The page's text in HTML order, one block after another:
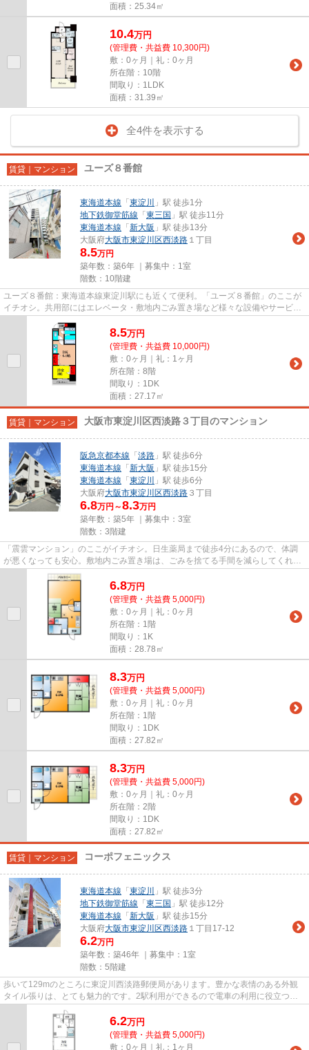
面積：25.34㎡
10.4万円
(管理費・共益費 10,300円)
敷：0ヶ月｜礼：0ヶ月
所在階：10階
間取り：1LDK
面積：31.39㎡
全4件を表示する
賃貸｜マンション ユーズ８番館
東海道本線 「 東淀川
」駅 徒歩1分
地下鉄御堂筋線 「 東三国 」駅 徒歩11分
東海道本線 「 新大阪 」駅 徒歩13分
大阪府大阪市東淀川区西淡路 １丁目
8.5万円
築年数：築6年 ｜募集中： 1室
階数：10階建
ユーズ８番館：東海道本線東淀川駅にも近くて便利。「ユーズ８番館」のここが
イチオシ。共用部にはエレベータ・敷地内ごみ置き場など様々な設備やサービス
8.5万円
(管理費・共益費 10,000円)
敷：0ヶ月｜礼：1ヶ月
所在階：8階
間取り：1DK
面積：27.17㎡
賃貸｜マンション 大阪市東淀川区西淡路３丁目のマンション
阪急京都本線 「 淡路 」駅 徒歩6分
東海道本線 「 新大阪 」駅 徒歩15分
東海道本線 「 東淀川
」駅 徒歩6分
大阪府大阪市東淀川区西淡路 ３丁目
6.8万円～8.3万円
築年数：築5年 ｜募集中： 3室
階数：3階建
「震雲マンション」のここがイチオシ。日生薬局まで徒歩4分にあるので、体調
が悪くなっても安心。敷地内ごみ置き場は、ごみを捨てる手間を減らしてくれま
す。こちらは初期費用をカード...
6.8万円
(管理費・共益費 5,000円)
敷：0ヶ月｜礼：0ヶ月
所在階：1階
間取り：1K
面積：28.78㎡
8.3万円
(管理費・共益費 5,000円)
敷：0ヶ月｜礼：0ヶ月
所在階：1階
間取り：1DK
面積：27.82㎡
8.3万円
(管理費・共益費 5,000円)
敷：0ヶ月｜礼：0ヶ月
所在階：2階
間取り：1DK
面積：27.82㎡
賃貸｜マンション コーポフェニックス
東海道本線 「 東淀川
」駅 徒歩3分
地下鉄御堂筋線 「 東三国 」駅 徒歩12分
東海道本線 「 新大阪 」駅 徒歩15分
大阪府大阪市東淀川区西淡路 １丁目17-12
6.2万円
築年数：築46年 ｜募集中： 1室
階数：5階建
歩いて129mのところに東淀川西淡路郵便局があります。豊かな表情のある外観
タイル張りは、とても魅力的です。2駅利用ができるので電車の利用に役立つ物
件です。平坦な場所にある物件な...
6.2万円
(管理費・共益費 5,000円)
敷：0ヶ月｜礼：1ヶ月